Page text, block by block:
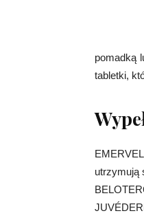
pomadką
tabletki,
utrzymują